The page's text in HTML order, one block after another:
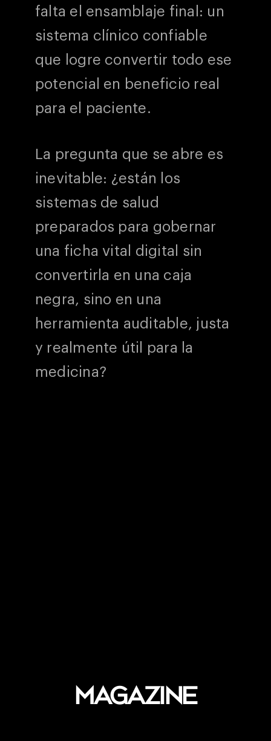
falta el ensamblaje final: un
sistema clínico confiable
que logre convertir todo ese
potencial en beneficio real
para el paciente.
La pregunta que se abre es
inevitable: ¿están los
sistemas de salud
preparados para gobernar
una ficha vital digital sin
convertirla en una caja
negra, sino en una
herramienta auditable, justa
y realmente útil para la
medicina?
Magazine